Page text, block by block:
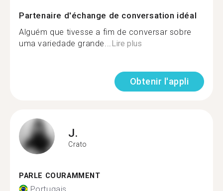
Partenaire d'échange de conversation idéal
Alguém que tivesse a fim de conversar sobre
uma variedade grande...Lire plus
Obtenir l'appli
J.
Crato
PARLE COURAMMENT
Portugais